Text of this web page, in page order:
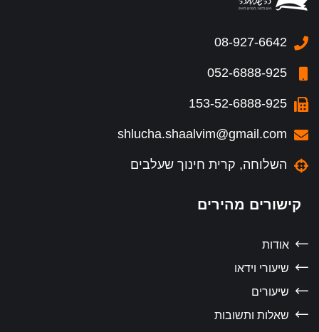
08-927-6642
052-6888-925
153-52-6888-925
shlucha.shaalvim@gmail.com
השלוחה, קרית חינוך שעלבים
קישורים מהירים
אודות
שיעורי וידאו
שיעורים
שאלות ותשובות